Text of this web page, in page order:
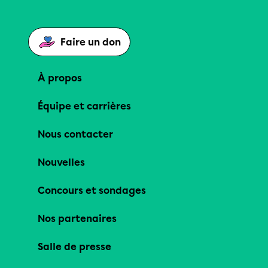
Faire un don
À propos
Équipe et carrières
Nous contacter
Nouvelles
Concours et sondages
Nos partenaires
Salle de presse